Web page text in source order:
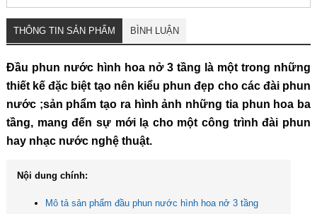
THÔNG TIN SẢN PHẨM BÌNH LUẬN
Đầu phun nước hình hoa nở 3 tầng là một trong những
thiết kế đặc biệt tạo nên kiểu phun đẹp cho các đài phun
nước ;sản phẩm tạo ra hình ảnh những tia phun hoa ba
tầng, mang đến sự mới lạ cho một công trình đài phun
hay nhạc nước nghệ thuật.
Nội dung chính:
Mô tả sản phẩm đầu phun nước hình hoa nở 3 tầng